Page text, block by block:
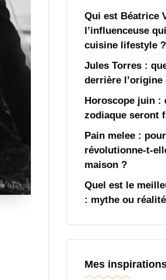
Qui est Béatrice
l’influenceuse
cuisine lifestyle ?
Jules Torres :
derrière l’origine
Horoscope juin :
zodiaque seront
Pain melee :
révolutionne-t-
maison ?
Quel est le
: mythe ou
Mes